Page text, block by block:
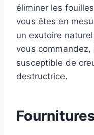
éliminer les
vous êtes en
un exutoire
vous
susceptible de
destructrice.